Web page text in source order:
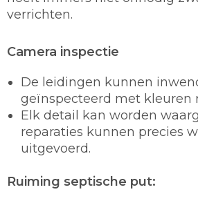
verrichten.
Camera inspectie
De leidingen kunnen
geïnspecteerd met kleuren
Elk detail kan worden
reparaties kunnen precies
uitgevoerd.
Ruiming septische put: